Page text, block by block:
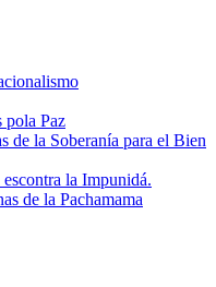
pola Paz
de la Soberanía para el Bien
la Impunidá.
de la Pachamama